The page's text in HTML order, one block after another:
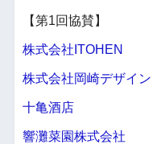
【第1回協賛】
株式会社ITOHEN
株式会社岡崎デザイン
十亀酒店
響灘菜園株式会社